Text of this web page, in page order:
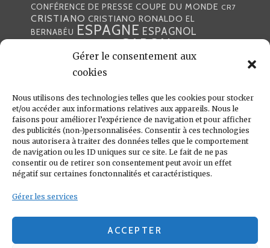
Gérer le consentement aux
cookies
Nous utilisons des technologies telles que les cookies pour stocker
et/ou accéder aux informations relatives aux appareils. Nous le
faisons pour améliorer l’expérience de navigation et pour afficher
des publicités (non-)personnalisées. Consentir à ces technologies
nous autorisera à traiter des données telles que le comportement
de navigation ou les ID uniques sur ce site. Le fait de ne pas
consentir ou de retirer son consentement peut avoir un effet
négatif sur certaines fonctonnalités et caractéristiques.
Gérer les services
ACCEPTER
CONFÉRENCE DE PRESSE COUPE DU MONDE CR7
CRISTIANO CRISTIANO RONALDO EL
BERNABÉU ESPAGNE ESPAGNOL
GABON
JULEN LOPETEGUI KARIM BENZÉMA
LIGUE DES CHAMPIONS
MADRILÈNES MARCA MARCELO MERCATO
MERENGUE MERENGUES PORTUGAL PRESSE
PRESSE MADRILÈNEREALREAL
MADRID RONALDO SANTIAGO SOLARI
UEFA ZIDANE ZINÉDINE ZINÉDINE ZIDANE
LIENS UTILES
REAL MADRID
CONDITIONS GÉNÉRALES
POLITIQUE DE COOKIES (UE)